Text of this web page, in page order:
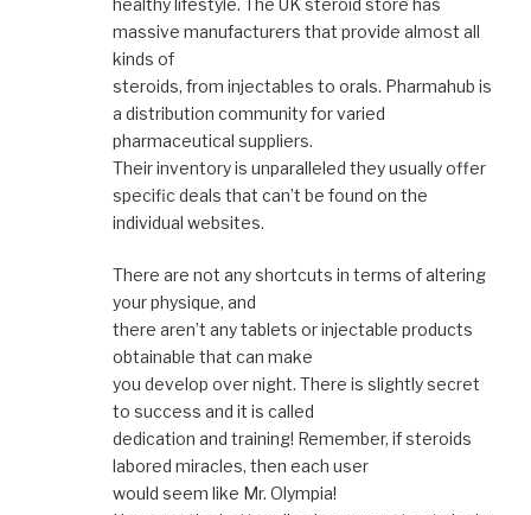
massive manufacturers that provide almost all
kinds of
steroids, from injectables to orals. Pharmahub is
a distribution community for varied
pharmaceutical suppliers.
Their inventory is unparalleled they usually offer
specific deals that can’t be found on the
individual websites.
There are not any shortcuts in terms of altering
your physique, and
there aren’t any tablets or injectable products
obtainable that can make
you develop over night. There is slightly secret
to success and it is called
dedication and training! Remember, if steroids
labored miracles, then each user
would seem like Mr. Olympia!